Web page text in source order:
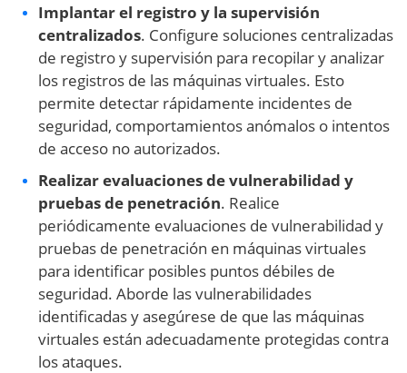
Implantar el registro y la supervisión
centralizados. Configure soluciones centralizadas
de registro y supervisión para recopilar y analizar
los registros de las máquinas virtuales. Esto
permite detectar rápidamente incidentes de
seguridad, comportamientos anómalos o intentos
de acceso no autorizados.
Realizar evaluaciones de vulnerabilidad y
pruebas de penetración. Realice
periódicamente evaluaciones de vulnerabilidad y
pruebas de penetración en máquinas virtuales
para identificar posibles puntos débiles de
seguridad. Aborde las vulnerabilidades
identificadas y asegúrese de que las máquinas
virtuales están adecuadamente protegidas contra
los ataques.